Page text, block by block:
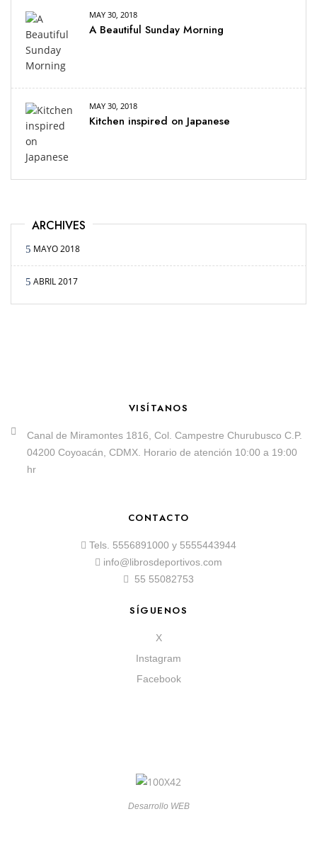
MAY 30, 2018
A Beautiful Sunday Morning
MAY 30, 2018
Kitchen inspired on Japanese
ARCHIVES
MAYO 2018
ABRIL 2017
VISÍTANOS
Canal de Miramontes 1816, Col. Campestre Churubusco C.P.
04200 Coyoacán, CDMX. Horario de atención 10:00 a 19:00
hr
CONTACTO
Tels. 5556891000 y 5555443944
info@librosdeportivos.com
55 55082753
SÍGUENOS
X
Instagram
Facebook
Desarrollo WEB